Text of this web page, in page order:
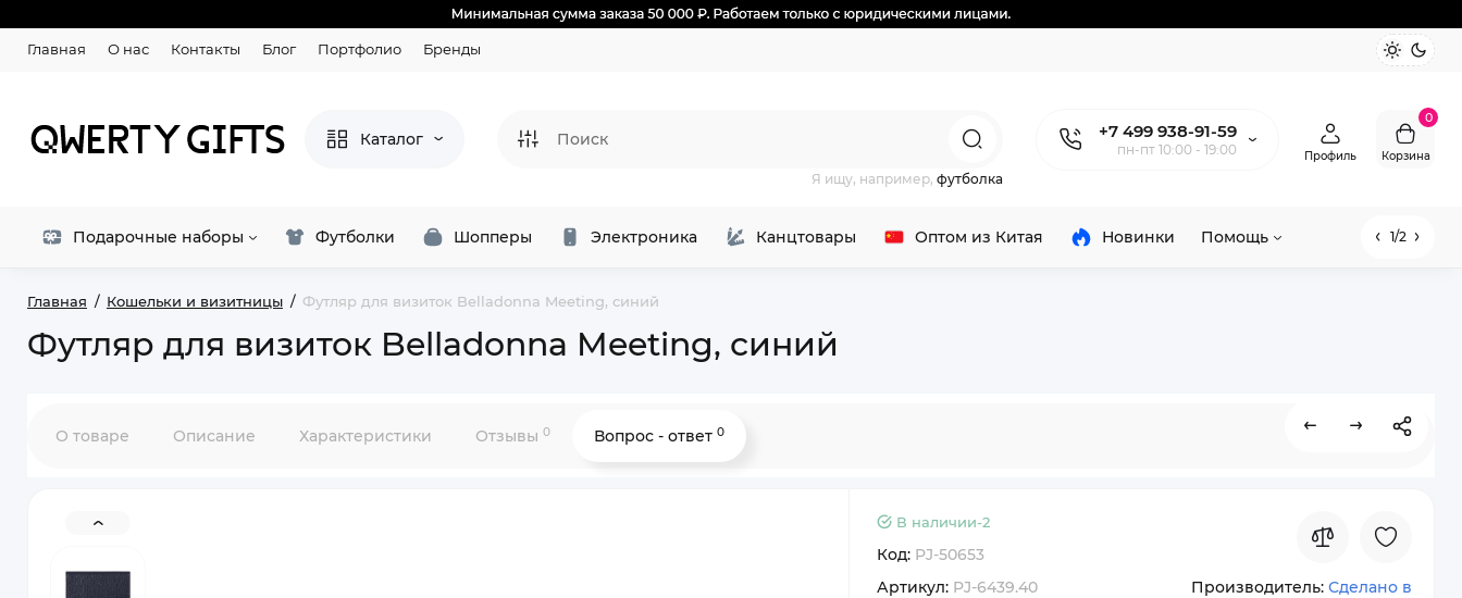
Главная О нас Контакты Блог Портфолио Бренды
Каталог +7 499 938-91-59
пн-пт 10:00 - 19:00
Я ищу, например, футболка
Профиль
0
Корзина
Подарочные наборы Футболки Шопперы Электроника Канцтовары Оптом из Китая Новинки Помощь 1/2
Главная Кошельки и визитницы Футляр для визиток Belladonna Meeting, синий
Футляр для визиток Belladonna Meeting, синий
О товаре Описание Характеристики Отзывы 0 Вопрос - ответ 0
В наличии-2
Код: PJ-50653
Артикул: PJ-6439.40 Производитель: Сделано в